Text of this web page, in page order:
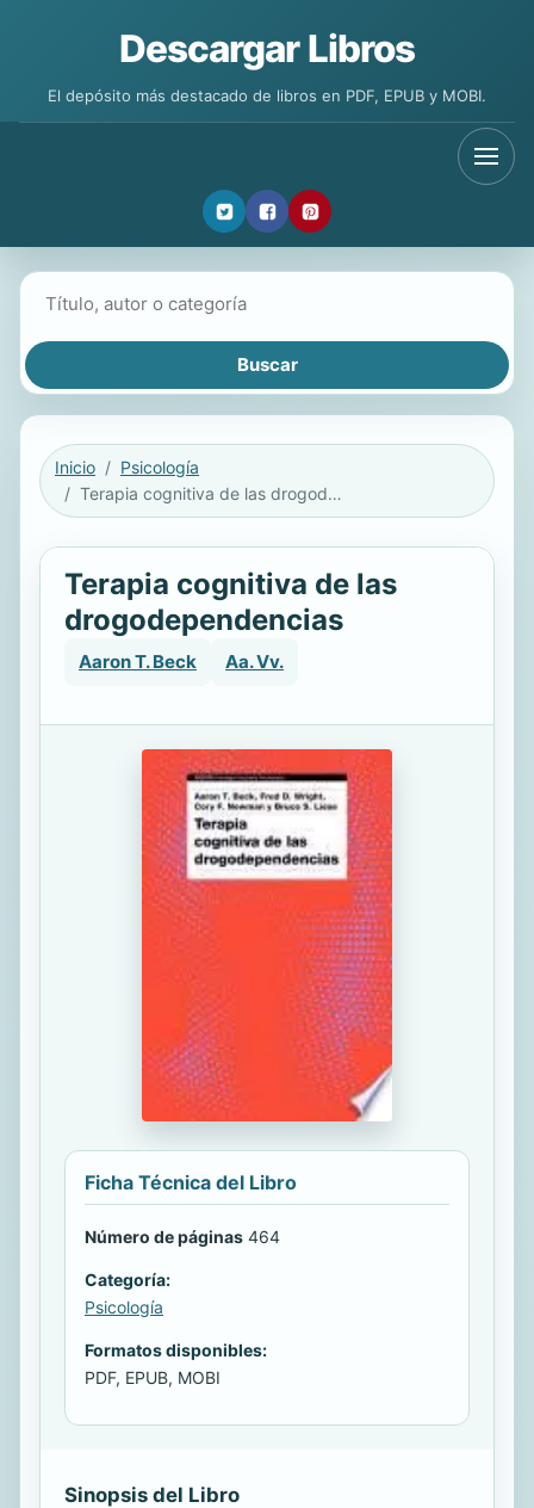
Descargar Libros
El depósito más destacado de libros en PDF, EPUB y MOBI.
Inicio
Psicología
Terapia cognitiva de las drogodependencias
Terapia cognitiva de las
drogodependencias
Aaron T. Beck Aa. Vv.
Ficha Técnica del Libro
Número de páginas 464
Categoría:
Psicología
Formatos disponibles:
PDF, EPUB, MOBI
Sinopsis del Libro